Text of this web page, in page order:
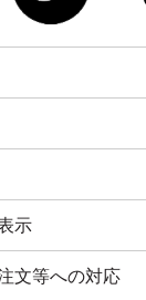
示
文等への対応